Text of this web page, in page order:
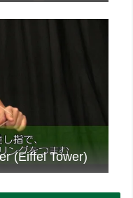
(Eiffel Tower)